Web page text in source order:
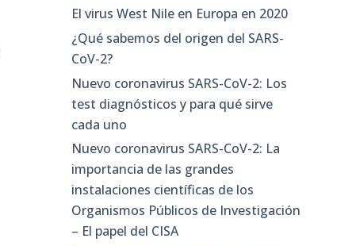
El virus West Nile en Europa en 2020
¿Qué sabemos del origen del SARS-
CoV-2?
Nuevo coronavirus SARS-CoV-2: Los
test diagnósticos y para qué sirve
cada uno
Nuevo coronavirus SARS-CoV-2: La
importancia de las grandes
instalaciones científicas de los
Organismos Públicos de Investigación
– El papel del CISA